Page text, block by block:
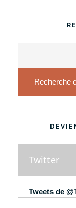
Recherche
Twitter
Tweets de